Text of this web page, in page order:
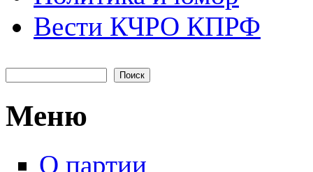
Вести КЧРО КПРФ
Форма поиска
Меню
О партии